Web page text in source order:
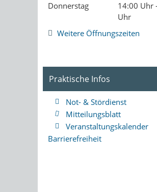
Donnerstag
14:00 Uhr
Uhr
Weitere Öffnungszeiten
Praktische Infos
Not- & Stördienst
Mitteilungsblatt
Veranstaltungskalender
Barrierefreiheit